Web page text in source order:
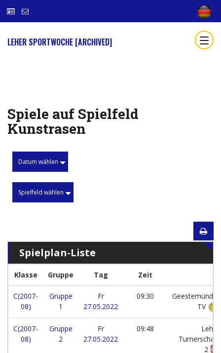
LEHER SPORTWOCHE [ARCHIVED]
Spiele auf Spielfeld
Kunstrasen
Datum wählen
Spielfeld wählen
Spielplan-Liste
Klasse Gruppe Tag Zeit
C(2007-
08)
Gruppe
1
Fr
27.05.2022
09:30
Geestemünder
TV
C(2007-
08)
Gruppe
2
Fr
27.05.2022
09:48
Leher
Turnerschaft
2